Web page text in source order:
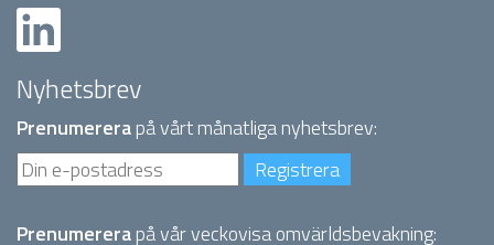
Nyhetsbrev
Prenumererapå vårt månatliga nyhetsbrev:
Prenumererapå vår veckovisa omvärldsbevakning: